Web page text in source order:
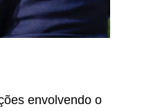
envolvendo o